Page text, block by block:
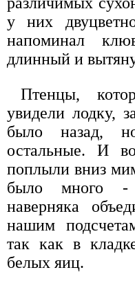
у них
напоминал
длинный и
Птенцы,
увидели лодку,
было назад,
остальные. И
поплыли вниз
было много -
наверняка
нашим
так как в
белых яиц.